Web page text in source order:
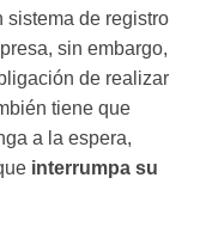
sistema de registro
sin embargo,
de realizar
tiene que
a la espera,
interrumpa su